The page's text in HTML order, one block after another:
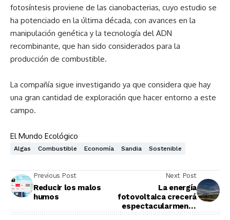
fotosíntesis proviene de las cianobacterias, cuyo estudio se
ha potenciado en la última década, con avances en la
manipulación genética y la tecnología del ADN
recombinante, que han sido considerados para la
producción de combustible.
La compañía sigue investigando ya que considera que hay
una gran cantidad de exploración que hacer entorno a este
campo.
El Mundo Ecológico
Algas Combustible Economía Sandia Sostenible
Previous Post
Reducir los malos
humos
Next Post
La energía
fotovoltaica crecerá
espectacularmente